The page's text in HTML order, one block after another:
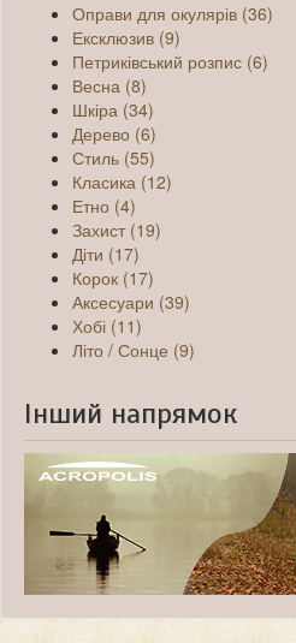
Оправи для окулярів (36)
Ексклюзив (9)
Петриківський розпис (6)
Весна (8)
Шкіра (34)
Дерево (6)
Стиль (55)
Класика (12)
Етно (4)
Захист (19)
Діти (17)
Корок (17)
Аксесуари (39)
Хобі (11)
Літо / Сонце (9)
Інший напрямок